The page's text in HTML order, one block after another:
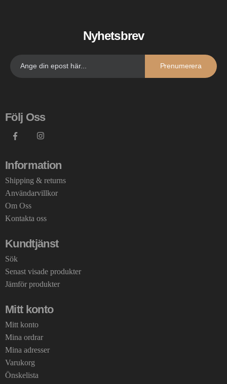
Nyhetsbrev
Prenumerera
Följ Oss
Information
Shipping & returns
Användarvillkor
Om Oss
Kontakta oss
Kundtjänst
Sök
Senast visade produkter
Jämför produkter
Mitt konto
Mitt konto
Mina ordrar
Mina adresser
Varukorg
Önskelista